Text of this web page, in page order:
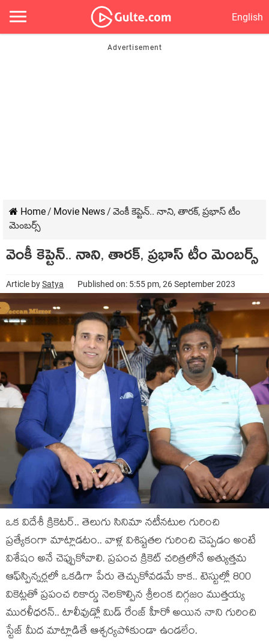
English
Home/ Movie News/ వెంకీ కెప్టెన్.. నాని, తారక్, ప్రభాస్ టీం
మెంబర్స్
వెంకీ కెప్టెన్.. నాని, తారక్, ప్రభాస్ టీం మెంబర్స్
Article bySatya Published on: 5:55 pm, 26 September 2023
ఒక విదేశీ క్రికెటర్.. తెలుగు సినిమా నటీనటుల గురించి
ప్రత్యేకంగా మాట్లాడటం.. వాళ్ల విశిష్టతల గురించి చెప్పడం అంటే
విశేషం అనే చెప్పుకోవాలి. ప్రపంచ క్రికెట్ చరిత్రలోనే అత్యుత్తమ
ఆఫ్‌స్పిన్నర్లలో ఒకడిగా పేరు తెచ్చుకోవడమే కాక.. టెస్టుల్లో 800
వికెట్లతో ప్రపంచ రికార్డు నెలకొల్పిన శ్రీలంక దిగ్గజం ముత్తయ్య
మురళీధరన్.. టాలీవుడ్లో మిడ్ రేంజ్ హీరో అయిన నాని గురించి
స్టేజ్ మీద మాట్లాడితే ఆశ్చర్యపోకుండా ఉండలేం.